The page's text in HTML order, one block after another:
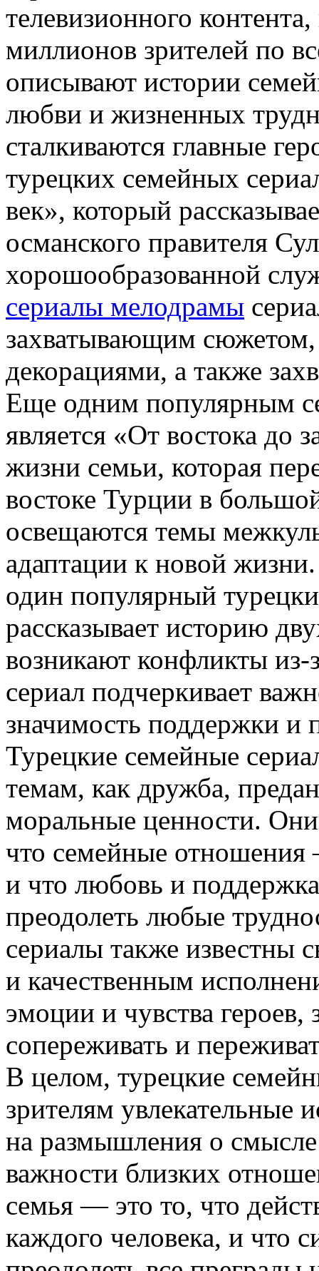
телевизионного
миллионов зрителей по
описывают истории
любви и жизненных
сталкиваются главные
турецких семейных
век», который
османского правителя
хорошообразованной
сериалы мелодрамы
захватывающим
декорациями, а также
Еще одним популярным
является «От востока до
жизни семьи, которая
востоке Турции в
освещаются темы
адаптации к новой
один популярный
рассказывает историю
возникают конфликты
сериал подчеркивает
значимость поддержки и
Турецкие семейные
темам, как дружба,
моральные ценности. Они
что семейные отношения
и что любовь и
преодолеть любые
сериалы также известны
и качественным
эмоции и чувства героев,
сопереживать и
В целом, турецкие
зрителям увлекательные
на размышления о
важности близких
семья — это то, что
каждого человека, и что